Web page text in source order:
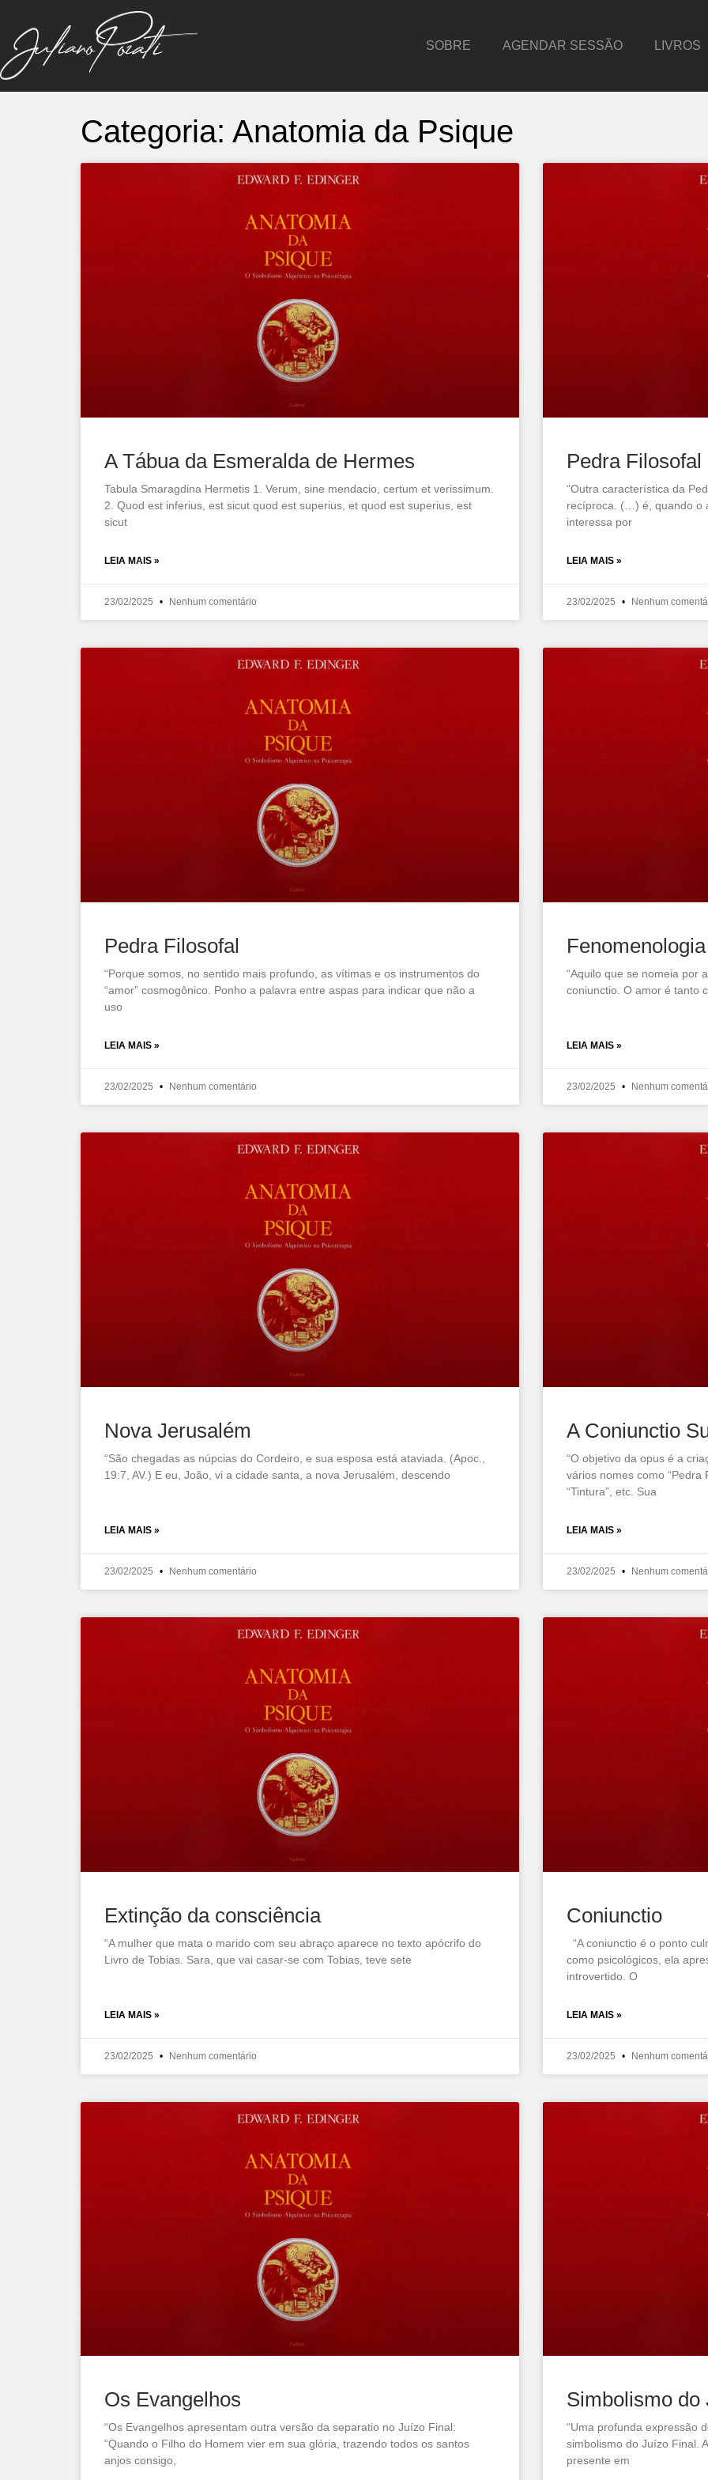
SOBRE AGENDAR SESSÃO LIVROS
Categoria: Anatomia da Psique
A Tábua da Esmeralda de Hermes
Tabula Smaragdina Hermetis 1. Verum, sine mendacio, certum et verissimum.
2. Quod est inferius, est sicut quod est superius, et quod est superius, est
sicut
LEIA MAIS »
23/02/2025 Nenhum comentário
Pedra
“Outra característica da
recíproca. (…) é, quando o
interessa por
LEIA MAIS »
23/02/2025 Nenhum
Pedra Filosofal
“Porque somos, no sentido mais profundo, as vítimas e os instrumentos do
“amor” cosmogônico. Ponho a palavra entre aspas para indicar que não a
uso
LEIA MAIS »
23/02/2025 Nenhum comentário
“Aquilo que se nomeia por
coniunctio. O amor é tanto
LEIA MAIS »
23/02/2025 Nenhum
Nova Jerusalém
“São chegadas as núpcias do Cordeiro, e sua esposa está ataviada. (Apoc.,
19:7, AV.) E eu, João, vi a cidade santa, a nova Jerusalém, descendo
LEIA MAIS »
23/02/2025 Nenhum comentário
A Coniunctio
“O objetivo da opus é a
vários nomes como “Pedra
“Tintura”, etc. Sua
LEIA MAIS »
23/02/2025 Nenhum
Extinção da consciência
“A mulher que mata o marido com seu abraço aparece no texto apócrifo do
Livro de Tobias. Sara, que vai casar-se com Tobias, teve sete
LEIA MAIS »
23/02/2025 Nenhum comentário
Coniunctio
“A coniunctio é o ponto
como psicológicos, ela
introvertido. O
LEIA MAIS »
23/02/2025 Nenhum
Os Evangelhos
“Os Evangelhos apresentam outra versão da separatio no Juízo Final:
“Quando o Filho do Homem vier em sua glória, trazendo todos os santos
anjos consigo,
Simbolismo do
“Uma profunda expressão
simbolismo do Juízo Final.
presente em